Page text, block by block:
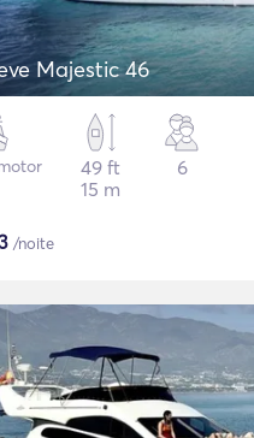
Majestic 46
49 ft
15 m
6
/noite